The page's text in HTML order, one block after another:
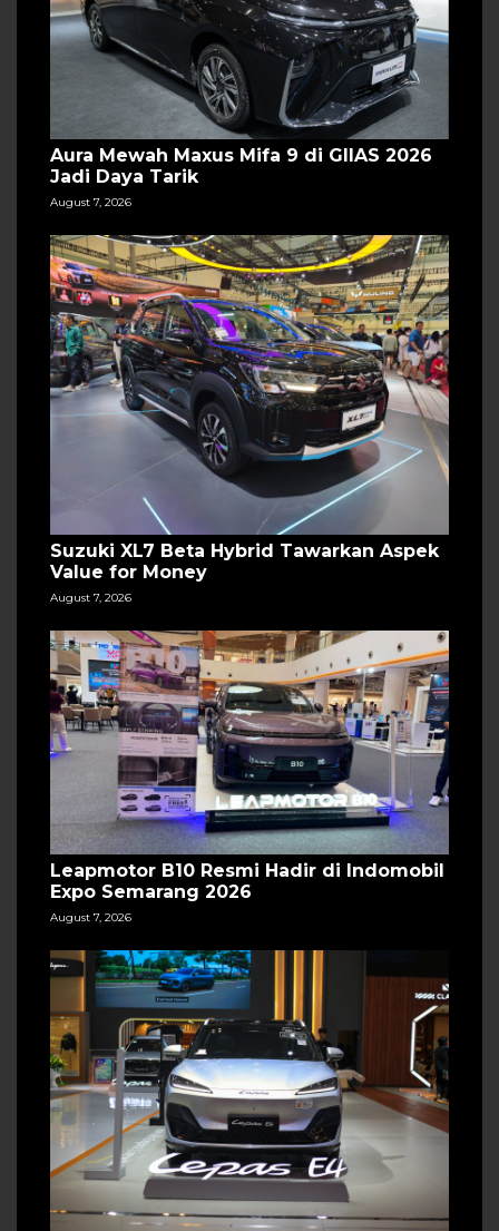
Aura Mewah Maxus Mifa 9 di GIIAS 2026
Jadi Daya Tarik
August 7, 2026
Suzuki XL7 Beta Hybrid Tawarkan Aspek
Value for Money
August 7, 2026
Leapmotor B10 Resmi Hadir di Indomobil
Expo Semarang 2026
August 7, 2026